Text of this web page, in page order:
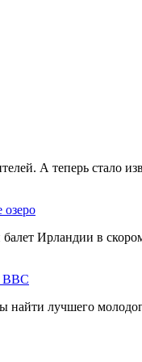
А теперь стало
озеро
Ирландии в
ВВС
найти лучшего